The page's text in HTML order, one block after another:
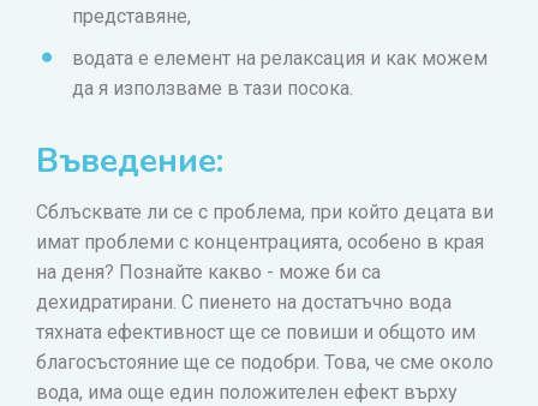
представяне,
водата е елемент на релаксация и как можем
да я използваме в тази посока.
Въведение:
Сблъсквате ли се с проблема, при който децата ви
имат проблеми с концентрацията, особено в края
на деня? Познайте какво - може би са
дехидратирани. С пиенето на достатъчно вода
тяхната ефективност ще се повиши и общото им
благосъстояние ще се подобри. Това, че сме около
вода, има още един положителен ефект върху